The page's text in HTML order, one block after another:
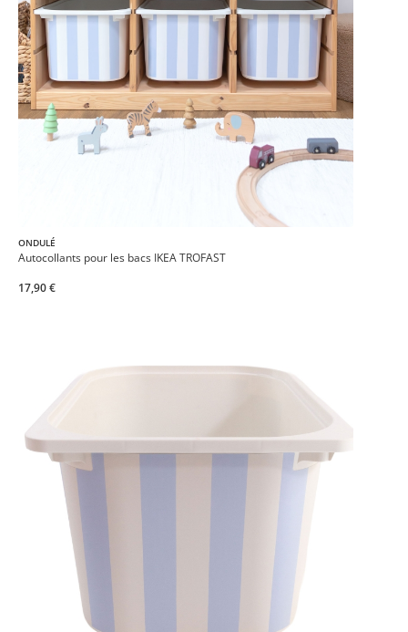
ONDULÉ
Autocollants pour les bacs IKEA TROFAST
17,90 €